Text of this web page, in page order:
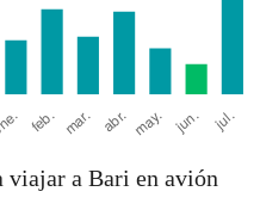
viajar a Bari en avión